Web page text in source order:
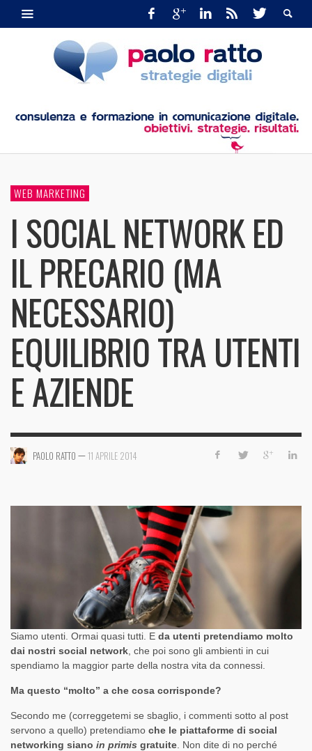
WEB MARKETING
I SOCIAL NETWORK ED
IL PRECARIO (MA
NECESSARIO)
EQUILIBRIO TRA UTENTI
E AZIENDE
PAOLO RATTO —11 APRILE 2014
Siamo utenti. Ormai quasi tutti. E da utenti pretendiamo molto
dai nostri social network , che poi sono gli ambienti in cui
spendiamo la maggior parte della nostra vita da connessi.
Ma questo “molto” a che cosa corrisponde?
Secondo me (correggetemi se sbaglio, i commenti sotto al post
servono a quello) pretendiamo che le piattaforme di social
networking siano in primis gratuite . Non dite di no perché